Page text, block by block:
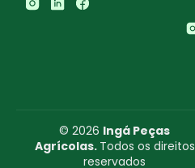
© 2026 Ingá Peças
Agrícolas. Todos os direitos
reservados